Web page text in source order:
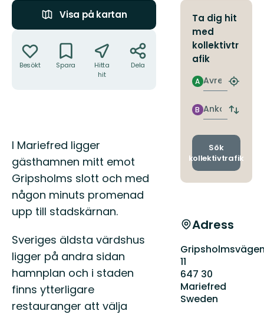
Visa på kartan
Besökt Spara
Hitta
hit
Dela
Beskrivning
I Mariefred ligger
gästhamnen mitt emot
Gripsholms slott och med
någon minuts promenad
upp till stadskärnan.
Sveriges äldsta värdshus
ligger på andra sidan
hamnplan och i staden
finns ytterligare
restauranger att välja
Ta dig hit
med
kollektivtr
afik
Avresa
A
Hitta
Ankomst
B
Byt
och
Sök
kollektivtrafik
Adress
11
647 30
Mariefred
Sweden